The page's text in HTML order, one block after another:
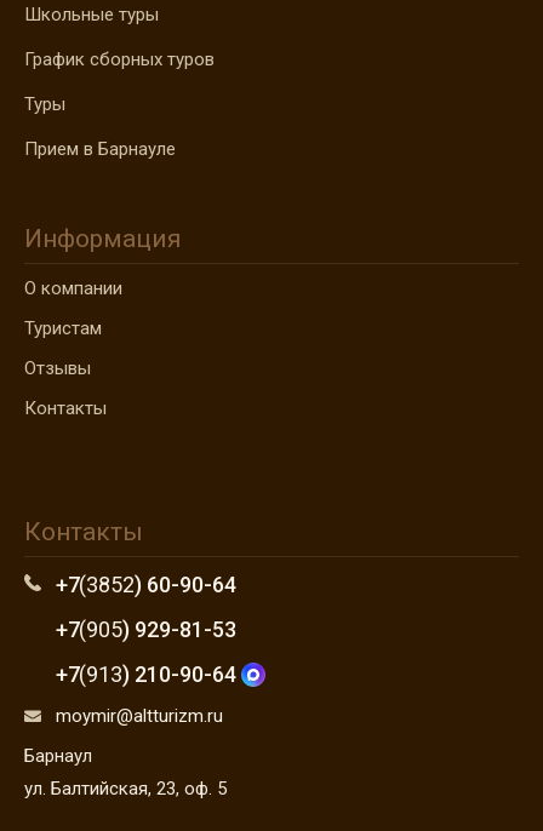
Школьные туры
График сборных туров
Туры
Прием в Барнауле
Информация
О компании
Туристам
Отзывы
Контакты
Контакты
+7(3852) 60-90-64
+7(905) 929-81-53
+7(913) 210-90-64
moymir@altturizm.ru
Барнаул
ул. Балтийская, 23, оф. 5